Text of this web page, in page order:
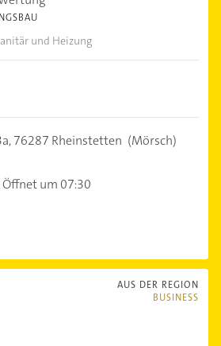
und Heizung
76287 Rheinstetten (Mörsch)
Öffnet um 07:30
AUS DER REGION
BUSINESS